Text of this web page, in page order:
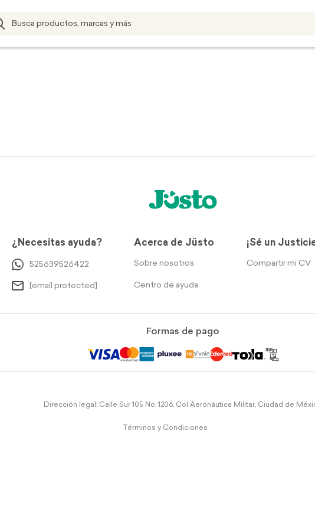
¿Necesitas ayuda?
525639526422
[email protected]
Acerca de Jüsto
Sobre nosotros
Centro de ayuda
¡Sé un
Compartir mi CV
Formas de pago
Dirección legal: Calle Sur 105 No. 1206, Col Aeronáutica Militar, Ciudad de
Términos y Condiciones